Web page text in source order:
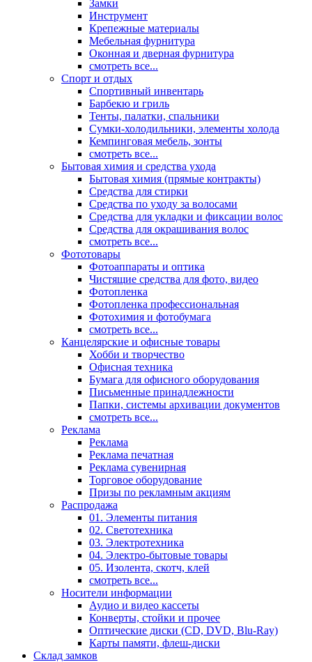
Замки
Инструмент
Крепежные материалы
Мебельная фурнитура
Оконная и дверная фурнитура
смотреть все...
Спорт и отдых
Спортивный инвентарь
Барбекю и гриль
Тенты, палатки, спальники
Сумки-холодильники, элементы холода
Кемпинговая мебель, зонты
смотреть все...
Бытовая химия и средства ухода
Бытовая химия (прямые контракты)
Средства для стирки
Средства по уходу за волосами
Средства для укладки и фиксации волос
Средства для окрашивания волос
смотреть все...
Фототовары
Фотоаппараты и оптика
Чистящие средства для фото, видео
Фотопленка
Фотопленка профессиональная
Фотохимия и фотобумага
смотреть все...
Канцелярские и офисные товары
Хобби и творчество
Офисная техника
Бумага для офисного оборудования
Письменные принадлежности
Папки, системы архивации документов
смотреть все...
Реклама
Реклама
Реклама печатная
Реклама сувенирная
Торговое оборудование
Призы по рекламным акциям
Распродажа
01. Элементы питания
02. Светотехника
03. Электротехника
04. Электро-бытовые товары
05. Изолента, скотч, клей
смотреть все...
Носители информации
Аудио и видео кассеты
Конверты, стойки и прочее
Оптические диски (CD, DVD, Blu-Ray)
Карты памяти, флеш-диски
Склад замков